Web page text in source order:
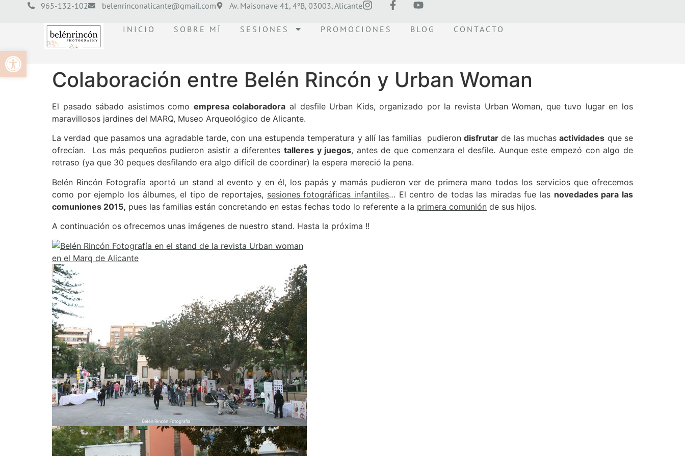
Abrir barra de herramientas
965-132-102 belenrinconalicante@gmail.com Av. Maisonave 41, 4ºB, 03003, Alicante
INICIO SOBRE MÍ SESIONES PROMOCIONES BLOG CONTACTO
Colaboración entre Belén Rincón y Urban Woman
El pasado sábado asistimos como empresa colaboradora al desfile Urban Kids, organizado por la revista Urban Woman, que tuvo lugar en los
maravillosos jardines del MARQ, Museo Arqueológico de Alicante.
La verdad que pasamos una agradable tarde, con una estupenda temperatura y allí las familias pudieron disfrutarde las muchasactividades que se
ofrecían. Los más pequeños pudieron asistir a diferentes talleres y juegos, antes de que comenzara el desfile. Aunque este empezó con algo de
retraso (ya que 30 peques desfilando era algo difícil de coordinar) la espera mereció la pena.
Belén Rincón Fotografía aportó un stand al evento y en él, los papás y mamás pudieron ver de primera mano todos los servicios que ofrecemos
como por ejemplo los álbumes, el tipo de reportajes, sesiones fotográficas infantiles… El centro de todas las miradas fue las novedades para las
comuniones 2015, pues las familias están concretando en estas fechas todo lo referente a la primera comunión de sus hijos.
A continuación os ofrecemos unas imágenes de nuestro stand. Hasta la próxima !!